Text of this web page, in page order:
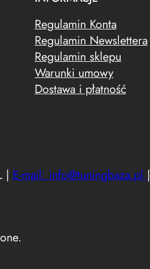
w
s
z
y
c
Regulamin Konta
Regulamin Newslettera
Regulamin sklepu
Warunki umowy
Dostawa i płatność
| E-mail: info@tuningbaza.pl |